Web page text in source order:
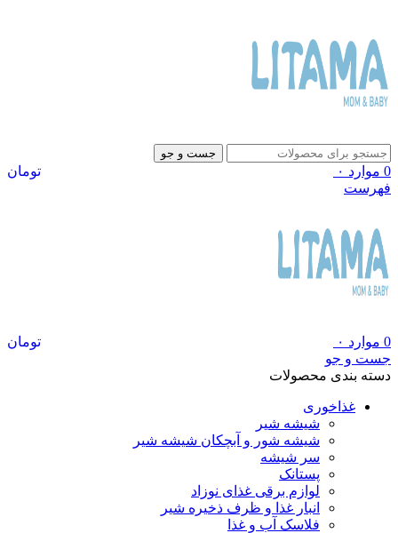
جست و جو
0 موارد ۰
تومان
فهرست
0 موارد ۰
تومان
جست و جو
دسته بندی محصولات
غذاخوری
شیشه شیر
شیشه ‌شور و آبچکان شیشه‌ شیر
سر شیشه
پستانک
لوازم برقی غذای نوزاد
انبار غذا و ظرف ذخیره شیر
فلاسک آب و غذا